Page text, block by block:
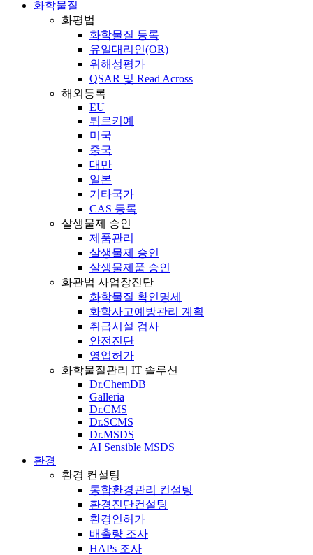
화학물질
화평법
화학물질 등록
유일대리인(OR)
위해성평가
QSAR 및 Read Across
해외등록
EU
튀르키예
미국
중국
대만
일본
기타국가
CAS 등록
살생물제 승인
제품관리
살생물제 승인
살생물제품 승인
화관법 사업장진단
화학물질 확인명세
화학사고예방관리 계획
취급시설 검사
안전진단
영업허가
화학물질관리 IT 솔루션
Dr.ChemDB
Galleria
Dr.CMS
Dr.SCMS
Dr.MSDS
AI Sensible MSDS
환경
환경 컨설팅
통합환경관리 컨설팅
환경진단컨설팅
환경인허가
배출량 조사
HAPs 조사